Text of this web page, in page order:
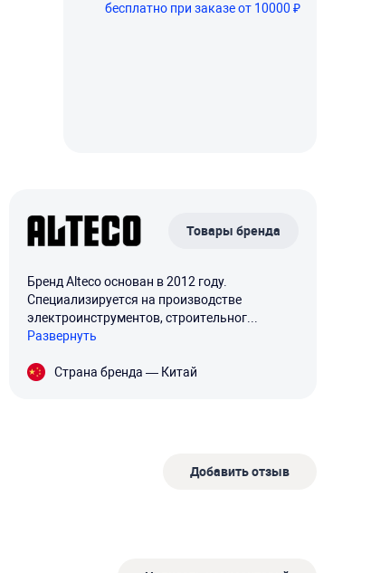
бесплатно при заказе от 10000 ₽
Товары бренда
Бренд Alteco основан в 2012 году.
Специализируется на производстве
электроинструментов, строительног...
Развернуть
Страна бренда — Китай
Добавить отзыв